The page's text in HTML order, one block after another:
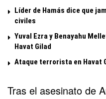
Líder de Hamás dice que
civiles
Yuval Ezra y Benayahu
Havat Gilad
Ataque terrorista en Havat
Tras el asesinato de